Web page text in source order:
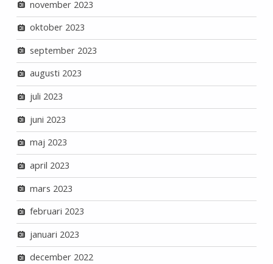
november 2023
oktober 2023
september 2023
augusti 2023
juli 2023
juni 2023
maj 2023
april 2023
mars 2023
februari 2023
januari 2023
december 2022